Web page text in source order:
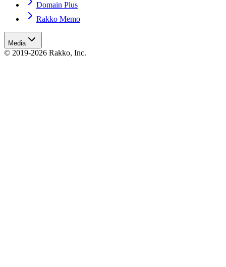
Domain Plus
Rakko Memo
Media
© 2019-2026 Rakko, Inc.